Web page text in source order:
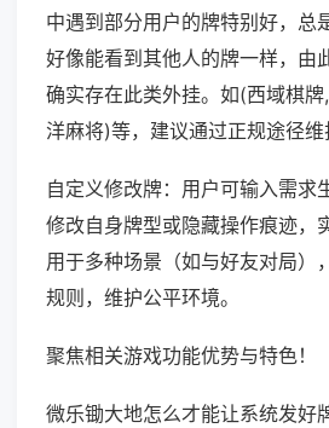
中遇到部分用户的牌特别好，总
好像能看到其他人的牌一样，由
确实存在此类外挂。如(西域棋
洋麻将)等，建议通过正规途径维
自定义修改牌：用户可输入需求
修改自身牌型或隐藏操作痕迹，
用于多种场景（如与好友对局）
规则，维护公平环境。
聚焦相关游戏功能优势与特色！
微乐锄大地怎么才能让系统发好